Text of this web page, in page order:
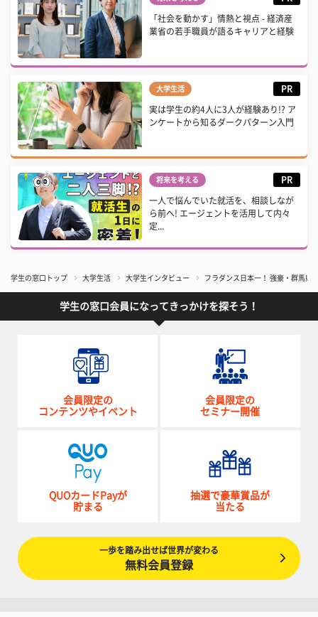
「社会を動かす」情熱と視点 - 経済産
業省の若手職員が語るキャリアと経験
大学生活 PR
実は学生の約4人に3人が経験あり!? ア
ンケートから知るダークパターン入門
将来を考える PR
一人で悩んでいた就活を、相談しなが
ら前へ! エージェントを活用して内々
定...
学生の窓口トップ 大学生活 大学生インタビュー フラダンス日本一！ 強豪・群馬県
学生の窓口会員になってきっかけを探そう！
会員限定の
コンテンツやイベント
会員限定の
セミナー開催
QUOカードPayが
貯まる
抽選で豪華賞品が
当たる
一歩を踏み出せば世界が変わる
無料会員登録